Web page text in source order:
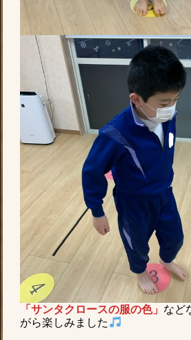
「サンタクロースの服の色」 など
がら楽しみました